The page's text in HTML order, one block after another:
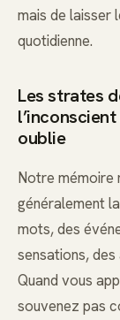
mais de laisser
quotidienne.
Les strates
oublie
Notre mémoire
généralement
mots, des
sensations,
Quand vous
souvenez pas